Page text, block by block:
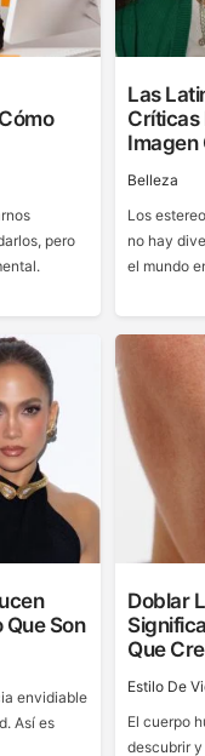
pero
Las
Críticas
Imagen
Belleza
Los
no hay
el mundo
Son
envidiable
Así es
Doblar
Que
Estilo De
El cuerpo
descubrir